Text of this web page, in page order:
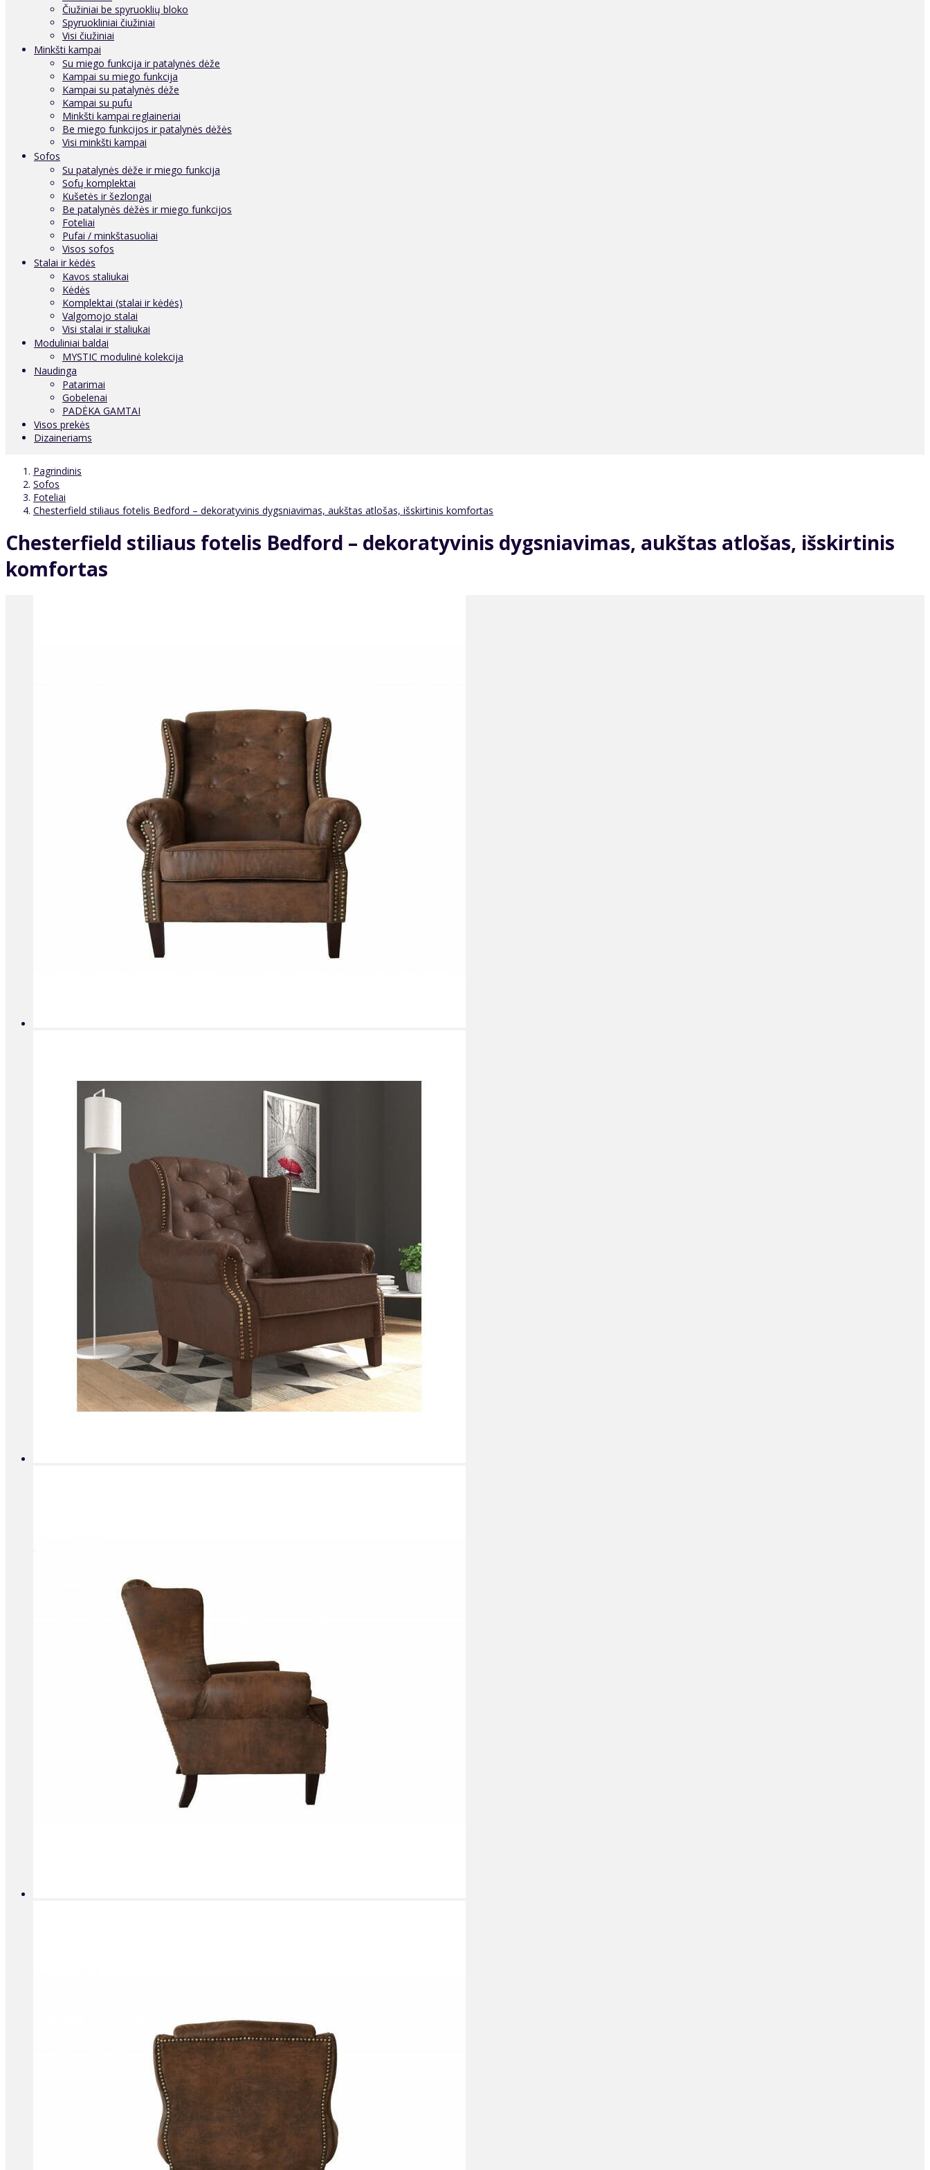
Čiužiniai be spyruoklių bloko
Spyruokliniai čiužiniai
Visi čiužiniai
Minkšti kampai
Su miego funkcija ir patalynės dėže
Kampai su miego funkcija
Kampai su patalynės dėže
Kampai su pufu
Minkšti kampai reglaineriai
Be miego funkcijos ir patalynės dėžės
Visi minkšti kampai
Sofos
Su patalynės dėže ir miego funkcija
Sofų komplektai
Kušetės ir šezlongai
Be patalynės dėžės ir miego funkcijos
Foteliai
Pufai / minkštasuoliai
Visos sofos
Stalai ir kėdės
Kavos staliukai
Kėdės
Komplektai (stalai ir kėdės)
Valgomojo stalai
Visi stalai ir staliukai
Moduliniai baldai
MYSTIC modulinė kolekcija
Naudinga
Patarimai
Gobelenai
PADĖKA GAMTAI
Visos prekės
Dizaineriams
Pagrindinis
Sofos
Foteliai
Chesterfield stiliaus fotelis Bedford – dekoratyvinis dygsniavimas, aukštas atlošas, išskirtinis komfortas
Chesterfield stiliaus fotelis Bedford – dekoratyvinis dygsniavimas, aukštas atlošas, išskirtinis
komfortas